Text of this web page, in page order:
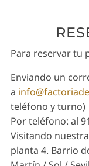
Para reservar tu
Enviando un
a
teléfono y turno)
Por teléfono: al
Visitando nuestra
planta 4. Barrio